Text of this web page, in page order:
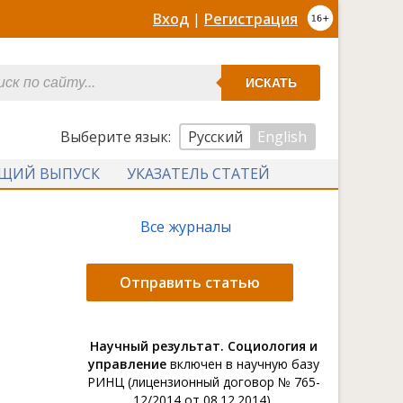
Вход | Регистрация
ИСКАТЬ
Выберите язык: Русский
English
ВЫПУСК
УКАЗАТЕЛЬ СТАТЕЙ
Все журналы
Отправить статью
Научный результат. Социология и
управлениевключен в научную базу
РИНЦ (лицензионный договор № 765-